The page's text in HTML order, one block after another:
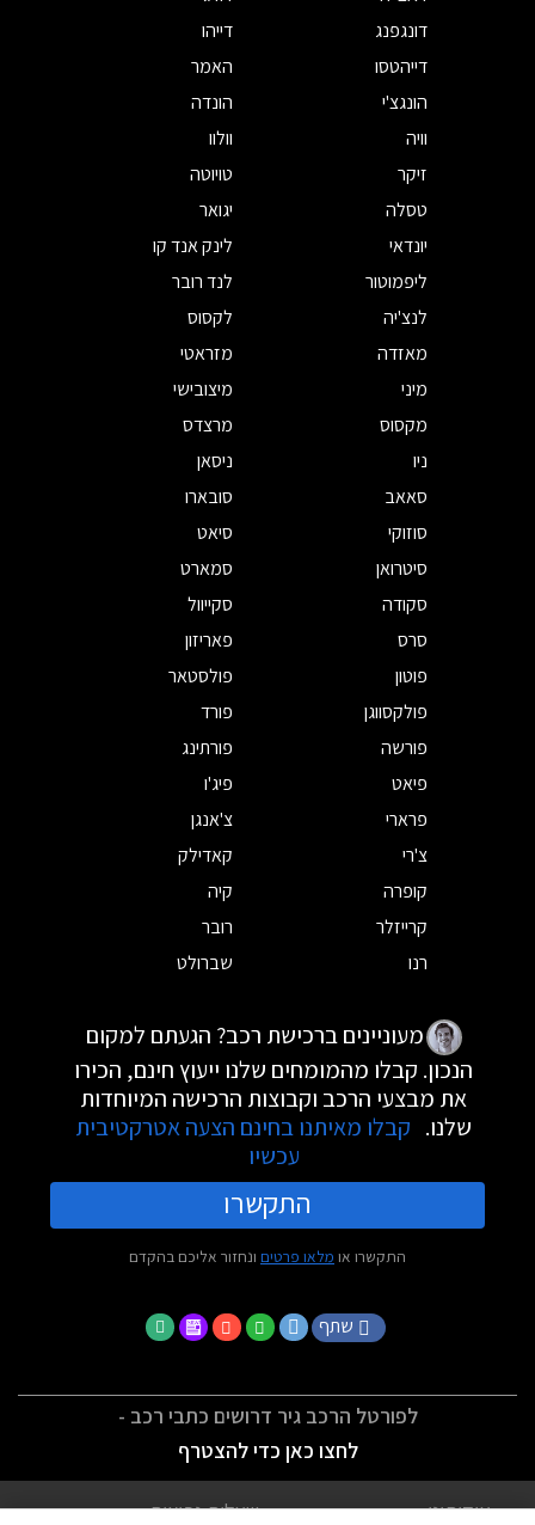
דונגפנג
דייהו
דייהטסו
האמר
הונגצ'י
הונדה
וויה
וולוו
זיקר
טויוטה
טסלה
יגואר
יונדאי
לינק אנד קו
ליפמוטור
לנד רובר
לנצ'יה
לקסוס
מאזדה
מזראטי
מיני
מיצובישי
מקסוס
מרצדס
ניו
ניסאן
סאאב
סובארו
סוזוקי
סיאט
סיטרואן
סמארט
סקודה
סקייוול
סרס
פאריזון
פוטון
פולסטאר
פולקסווגן
פורד
פורשה
פורתינג
פיאט
פיג'ו
פרארי
צ'אנגן
צ'רי
קאדילק
קופרה
קיה
קרייזלר
רובר
רנו
שברולט
מעוניינים ברכישת רכב? הגעתם למקום
הנכון. קבלו מהמומחים שלנו ייעוץ חינם, הכירו
את מבצעי הרכב וקבוצות הרכישה המיוחדות
שלנו. קבלו מאיתנו בחינם הצעה אטרקטיבית
עכשיו
התקשרו
התקשרו או מלאו פרטים ונחזור אליכם בהקדם
שתף
לפורטל הרכב גיר דרושים כתבי רכב -
לחצו כאן כדי להצטרף
אודותינו שאלות נפוצות